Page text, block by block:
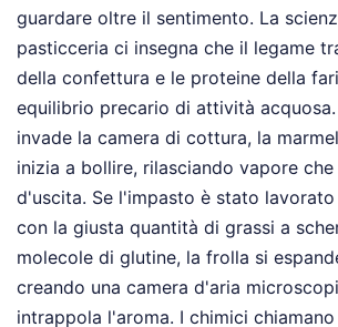
guardare oltre il sentimento. La
pasticceria ci insegna che il legame
della confettura e le proteine della
equilibrio precario di attività
invade la camera di cottura, la
inizia a bollire, rilasciando vapore
d'uscita. Se l'impasto è stato
con la giusta quantità di grassi a
molecole di glutine, la frolla si
creando una camera d'aria
intrappola l'aroma. I chimici